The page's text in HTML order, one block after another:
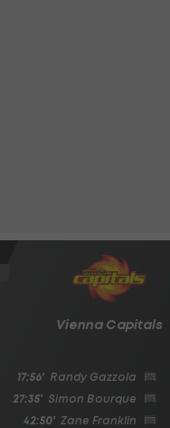
Vienna Capitals
17:56' Randy Gazzola
27:35' Simon Bourque
42:50' Zane Franklin